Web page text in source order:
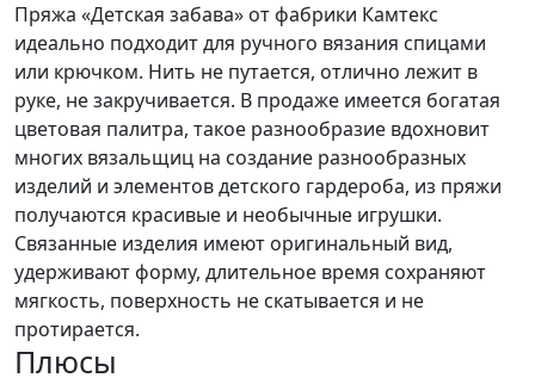
Пряжа «Детская забава» от фабрики Камтекс
идеально подходит для ручного вязания спицами
или крючком. Нить не путается, отлично лежит в
руке, не закручивается. В продаже имеется богатая
цветовая палитра, такое разнообразие вдохновит
многих вязальщиц на создание разнообразных
изделий и элементов детского гардероба, из пряжи
получаются красивые и необычные игрушки.
Связанные изделия имеют оригинальный вид,
удерживают форму, длительное время сохраняют
мягкость, поверхность не скатывается и не
протирается.
Плюсы